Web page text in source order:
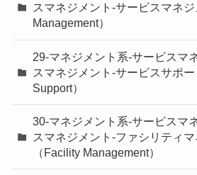
スマネジメント-サービスマネ
Management）
29-マネジメント系-サービスマ
スマネジメント-サービスサポ
Support）
30-マネジメント系-サービスマ
スマネジメント-ファシリティマ
（Facility Management）